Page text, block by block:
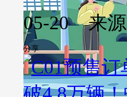
05-20 来源
分享